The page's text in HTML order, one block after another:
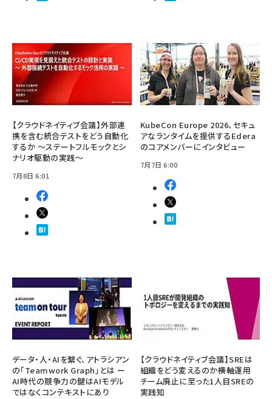
【クラウドネイティブ会議】外部連
携を含む統合テストをどう自動化
するか ～ステートフルモックとシ
ナリオ駆動の実践～
7月8日 6:01
KubeCon Europe 2026、セキュ
アなランタイムを提供するEdera
のコアメンバーにインタビュー
7月7日 6:00
データ・人・AIを繋ぐ、アトラシアン
の「Teamwork Graph」とは ー
AI時代の競争力の鍵はAIモデル
ではなくコンテキストにあり
【クラウドネイティブ会議】SREは
組織をどう変えるのか――横軸運用
チーム廃止に至った1人目SREの
実践知